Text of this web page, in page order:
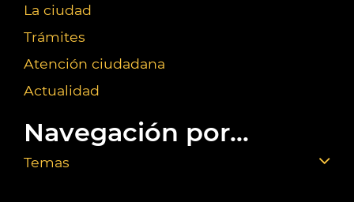
La ciudad
Trámites
Atención ciudadana
Actualidad
Navegación por...
Temas